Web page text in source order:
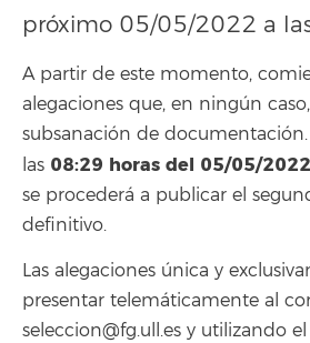
próximo 05/05/2022 a
A partir de este momento,
alegaciones que, en ningún
subsanación de documentación.
las 08:29 horas del 05/05/2022
se procederá a publicar el
definitivo.
Las alegaciones única y
presentar telemáticamente al
seleccion@fg.ull.es y utilizando